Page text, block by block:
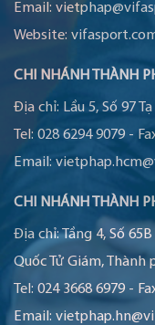
Email:
Website:
CHI NHÁNH THÀNH
Địa chỉ: Lầu 5, Số 97
Tel: 028 6294 9079-
Email:
CHI NHÁNH THÀNH
Địa chỉ:Tầng 4, Số
Quốc Tử Giám, Thành
Tel: 024 3668 6979-
Email: